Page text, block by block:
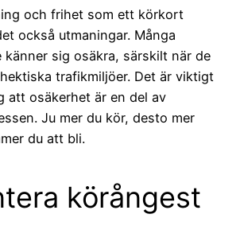
och frihet som ett körkort
också utmaningar. Många
känner sig osäkra, särskilt när de
trafikmiljöer. Det är viktigt
att osäkerhet är en del av
Ju mer du kör, desto mer
du att bli.
körångest